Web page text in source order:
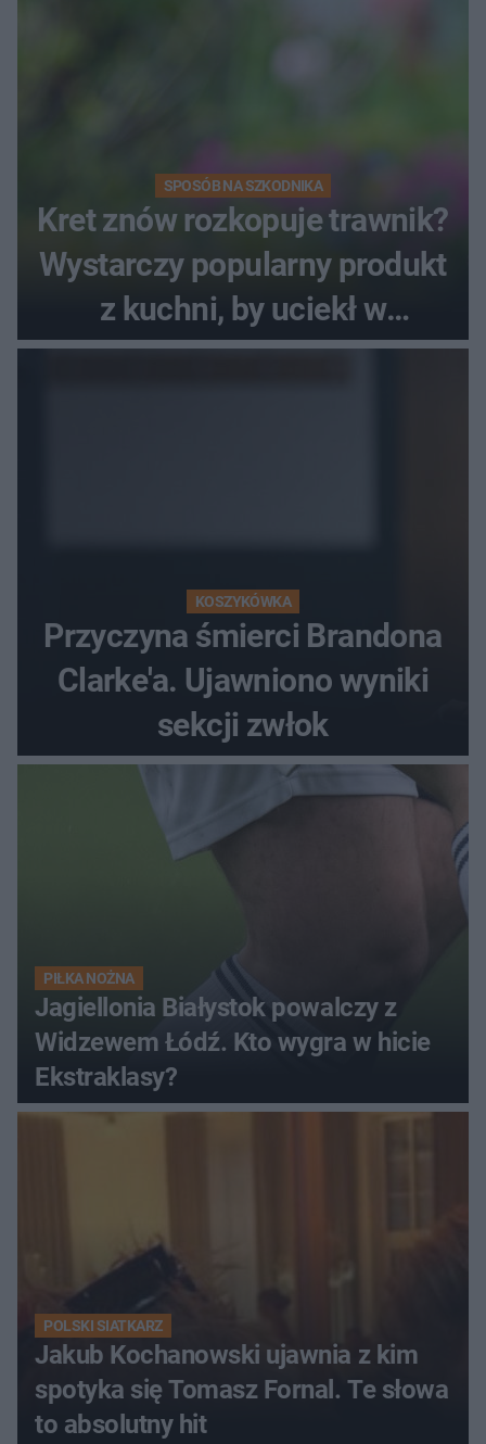
SPOSÓB NA SZKODNIKA
Kret znów rozkopuje trawnik?
Wystarczy popularny produkt
z kuchni, by uciekł w
popłochu
KOSZYKÓWKA
Przyczyna śmierci Brandona
Clarke'a. Ujawniono wyniki
sekcji zwłok
PIŁKA NOŻNA
Jagiellonia Białystok powalczy z
Widzewem Łódź. Kto wygra w hicie
Ekstraklasy?
POLSKI SIATKARZ
Jakub Kochanowski ujawnia z kim
spotyka się Tomasz Fornal. Te słowa
to absolutny hit